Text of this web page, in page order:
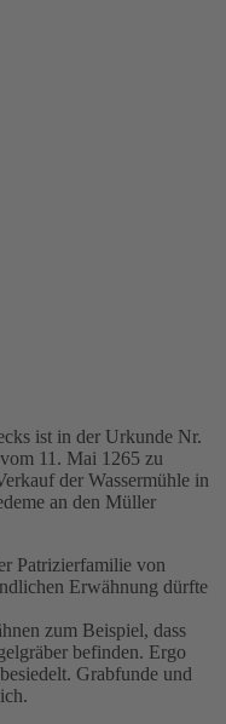
ist in der Urkunde Nr.
11. Mai 1265 zu
der Wassermühle in
an den Müller
Patrizierfamilie von
Erwähnung dürfte
zum Beispiel, dass
befinden. Ergo
Grabfunde und